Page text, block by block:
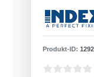
Produkt-ID: 1292